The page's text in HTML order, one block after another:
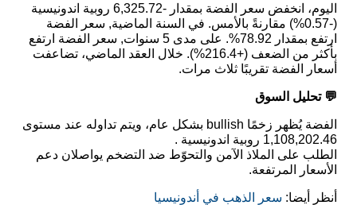
اليوم، انخفض سعر الفضة بمقدار -6,325.72 روبية اندونيسية
(-0.57%) مقارنةً بالأمس. في السنة الماضية, سعر الفضة
ارتفع بمقدار 78.92%. على مدى 5 سنوات, سعر الفضة ارتفع
بأكثر من الضعف (+216.4%). خلال العقد الماضي، تضاعفت
أسعار الفضة تقريبًا ثلاث مرات.
💬 تحليل السوق
الفضة يُظهر زخمًا bullish بشكل عام، ويتم تداوله عند مستوى
1,108,202.46 روبية اندونيسية .
الطلب على الملاذ الآمن والتحوّط ضد التضخم يواصلان دعم
الأسعار المرتفعة.
أنظر أيضا: سعر الذهب في أندونيسيا